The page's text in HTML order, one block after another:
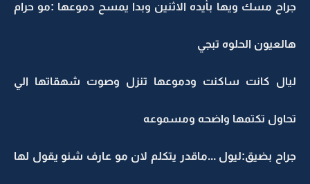
جراح مسك ويها بأيده الاثنين وبدا يمسح دموعها :مو حرام
هالعيون الحلوه تبجي
ليال كانت ساكنت ودموعها تنزل وصوت شهقاتها الي
تحاول تكتمها واضحه ومسموعه
جراح بضيق:ليول ...ماقدر يتكلم لان مو عارف شنو يقول لها